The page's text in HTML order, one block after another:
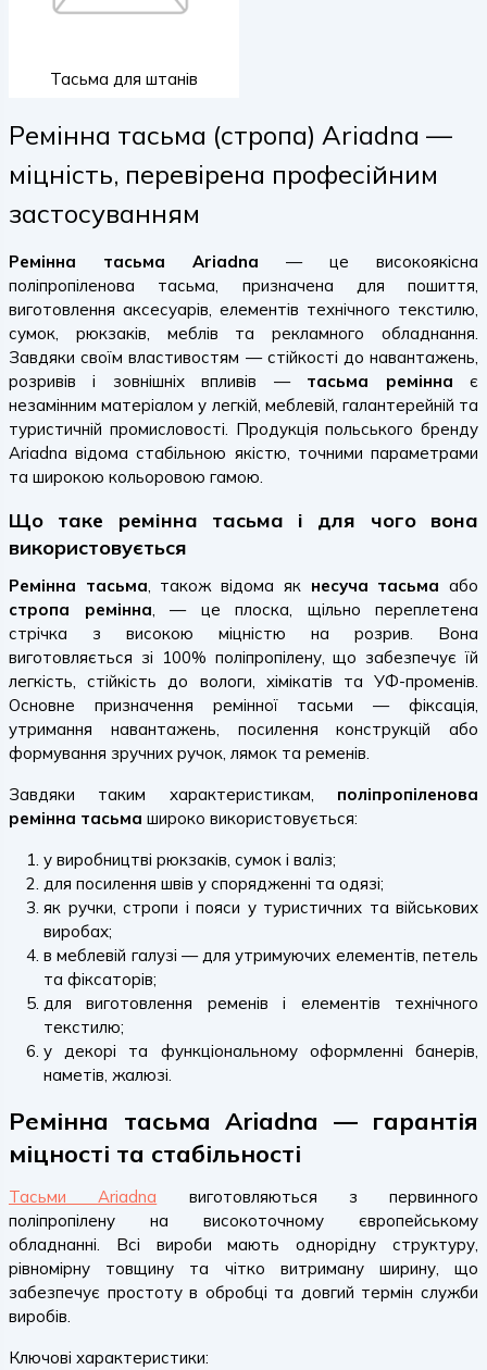
Тасьма для штанів
Ремінна тасьма (стропа) Ariadna —
міцність, перевірена професійним
застосуванням
Ремінна тасьма Ariadna — це високоякісна
поліпропіленова тасьма, призначена для пошиття,
виготовлення аксесуарів, елементів технічного текстилю,
сумок, рюкзаків, меблів та рекламного обладнання.
Завдяки своїм властивостям — стійкості до навантажень,
розривів і зовнішніх впливів — тасьма ремінна є
незамінним матеріалом у легкій, меблевій, галантерейній та
туристичній промисловості. Продукція польського бренду
Ariadna відома стабільною якістю, точними параметрами
та широкою кольоровою гамою.
Що таке ремінна тасьма і для чого вона
використовується
Ремінна тасьма, також відома як несуча тасьма або
стропа ремінна, — це плоска, щільно переплетена
стрічка з високою міцністю на розрив. Вона
виготовляється зі 100% поліпропілену, що забезпечує їй
легкість, стійкість до вологи, хімікатів та УФ-променів.
Основне призначення ремінної тасьми — фіксація,
утримання навантажень, посилення конструкцій або
формування зручних ручок, лямок та ременів.
Завдяки таким характеристикам, поліпропіленова
ремінна тасьма широко використовується:
у виробництві рюкзаків, сумок і валіз;
для посилення швів у спорядженні та одязі;
як ручки, стропи і пояси у туристичних та військових
виробах;
в меблевій галузі — для утримуючих елементів, петель
та фіксаторів;
для виготовлення ременів і елементів технічного
текстилю;
у декорі та функціональному оформленні банерів,
наметів, жалюзі.
Ремінна тасьма Ariadna — гарантія
міцності та стабільності
Тасьми Ariadna виготовляються з первинного
поліпропілену на високоточному європейському
обладнанні. Всі вироби мають однорідну структуру,
рівномірну товщину та чітко витриману ширину, що
забезпечує простоту в обробці та довгий термін служби
виробів.
Ключові характеристики: